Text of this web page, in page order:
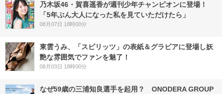
乃木坂46・賀喜遥香が週刊少年チャンピオンに登場！
「5年ぶん大人になった私を見ていただけたら」
08月07日 18時00分
東雲うみ、「スピリッツ」の表紙＆グラビアに登場し妖
艶な雰囲気でファンを魅了！
08月03日 18時00分
なぜ59歳の三浦知良選手を起用？ ONODERA GROUP